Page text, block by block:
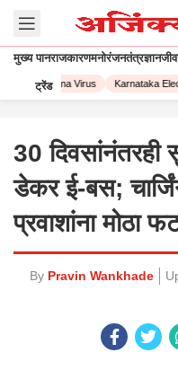
मुख्य पानराजकारणमनोरंजनतंत्रज्ञान
ट्रेंड
Corona Virus Karnataka
30 दिवसांनंतरही
डेकर ई-बस;
प्रवाशांना मोठा
By Pravin Wankhade